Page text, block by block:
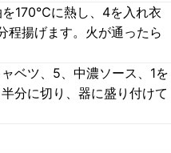
170℃に熱し、4を入れ衣
程揚げます。火が通ったら
ベツ、5、中濃ソース、1を
分に切り、器に盛り付けて